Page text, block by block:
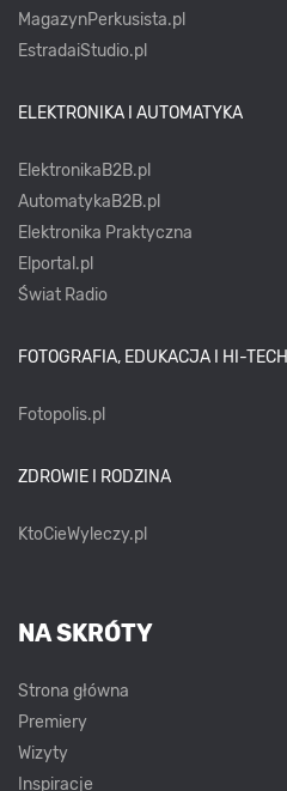
MagazynPerkusista.pl
EstradaiStudio.pl
ELEKTRONIKA I AUTOMATYKA
ElektronikaB2B.pl
AutomatykaB2B.pl
Elektronika Praktyczna
Elportal.pl
Świat Radio
FOTOGRAFIA, EDUKACJA I HI-TECH
Fotopolis.pl
ZDROWIE I RODZINA
KtoCieWyleczy.pl
NA SKRÓTY
Strona główna
Premiery
Wizyty
Inspiracje